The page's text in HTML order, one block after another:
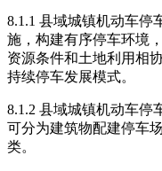
8.1.1 县域城镇机动车停
施，构建有序停车环境
资源条件和土地利用相
持续停车发展模式。
8.1.2 县域城镇机动车停
可分为建筑物配建停车
类。